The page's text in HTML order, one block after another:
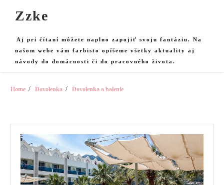
Zzke
Aj pri čítaní môžete naplno zapojiť svoju fantáziu. Na
našom webe vám farbisto opíšeme všetky aktuality aj
návody do domácnosti či do pracovného života.
Home Dovolenka Dovolenka a balenie